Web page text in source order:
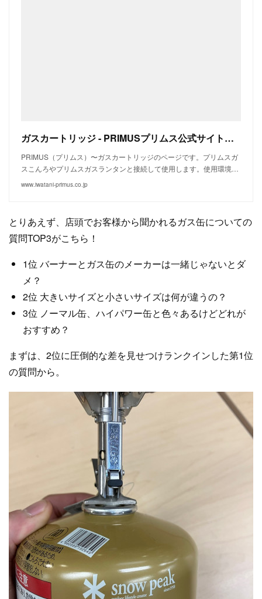
ガスカートリッジ - PRIMUSプリムス公式サイト｜イワタニ・プリムス株式会社
PRIMUS（プリムス）〜ガスカートリッジのページです。プリムスガ
スこんろやプリムスガスランタンと接続して使用します。使用環境…
www.iwatani-primus.co.jp
とりあえず、店頭でお客様から聞かれるガス缶についての
質問TOP3がこちら！
1位 バーナーとガス缶のメーカーは一緒じゃないとダ
メ？
2位 大きいサイズと小さいサイズは何が違うの？
3位 ノーマル缶、ハイパワー缶と色々あるけどどれが
おすすめ？
まずは、2位に圧倒的な差を見せつけランクインした第1位
の質問から。